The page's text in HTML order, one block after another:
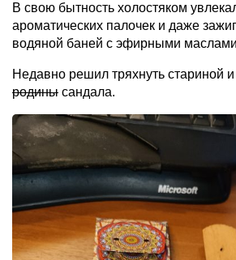
В свою бытность холостяком
ароматических палочек и даже
водяной баней с эфирными
Недавно решил тряхнуть стариной
родины сандала.